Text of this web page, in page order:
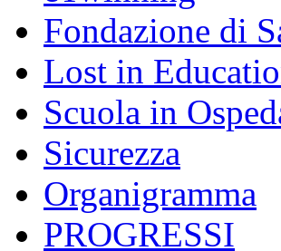
Fondazione di
Lost in
Scuola in
Sicurezza
Organigramma
PROGRESSI